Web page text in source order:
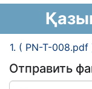
1. ( PN-T-008.pdf
Отправить